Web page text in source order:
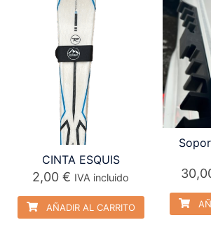
CINTA ESQUIS
2,00€ IVA incluido
AÑADIR AL CARRITO